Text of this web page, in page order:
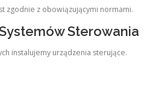
zgodnie z obowiązującymi normami.
Sterowania
instalujemy urządzenia sterujące.